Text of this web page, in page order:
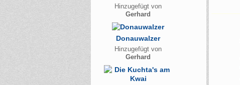
Hinzugefügt von
Gerhard
Donauwalzer
Hinzugefügt von
Gerhard